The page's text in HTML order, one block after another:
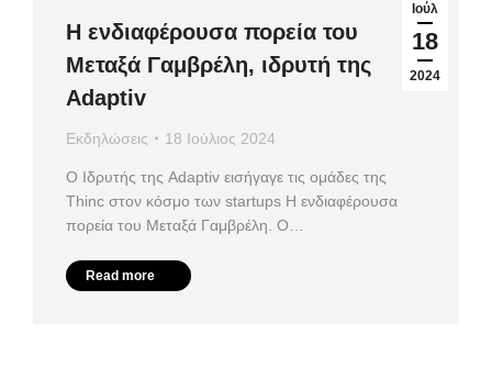
Ιούλ
18
2024
Η ενδιαφέρουσα πορεία του
Μεταξά Γαμβρέλη, ιδρυτή της
Adaptiv
Εκδηλώσεις 18 Ιούλιος 2024
Ο Ιδρυτής της Adaptiv εισήγαγε τις ομάδες της
Thinc στον κόσμο των startups Η ενδιαφέρουσα
πορεία του Μεταξά Γαμβρέλη. Ο…
Read more